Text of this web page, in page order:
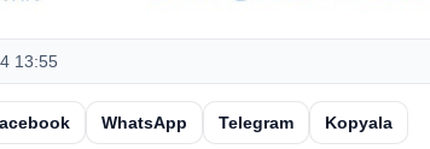
13:55
WhatsApp Telegram Kopyala